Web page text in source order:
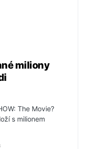
miliony
The Movie?
s milionem